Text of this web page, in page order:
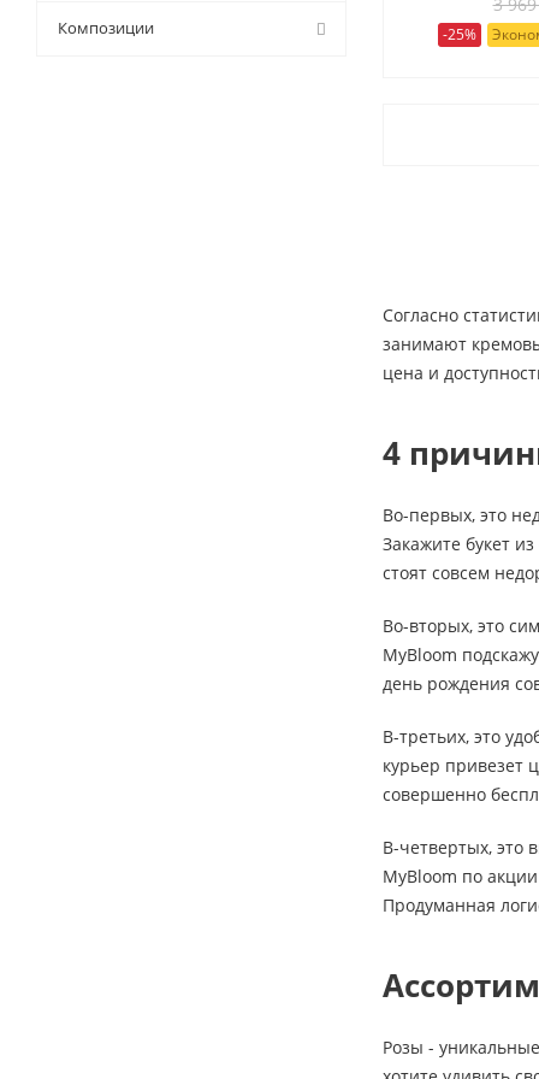
3
-25%
Согласно
занимают
цена и
4
Во-первых, это
Закажите букет
стоят совсем
Во-вторых, это
MyBloom
день рождения
В-третьих, это
курьер привезет
совершенно
В-четвертых, это
MyBloom по
Продуманная
Розы -
9 (7)
Композиции